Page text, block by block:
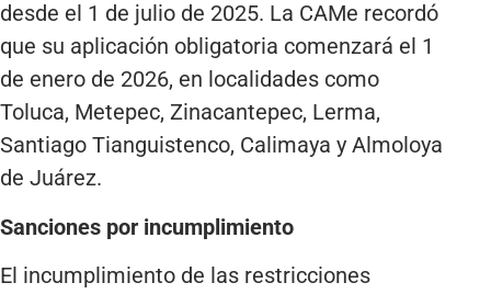
desde el 1 de julio de 2025. La CAMe recordó
que su aplicación obligatoria comenzará el 1
de enero de 2026, en localidades como
Toluca, Metepec, Zinacantepec, Lerma,
Santiago Tianguistenco, Calimaya y Almoloya
de Juárez.
Sanciones por incumplimiento
El incumplimiento de las restricciones